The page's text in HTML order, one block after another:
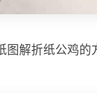
图解折纸公鸡的